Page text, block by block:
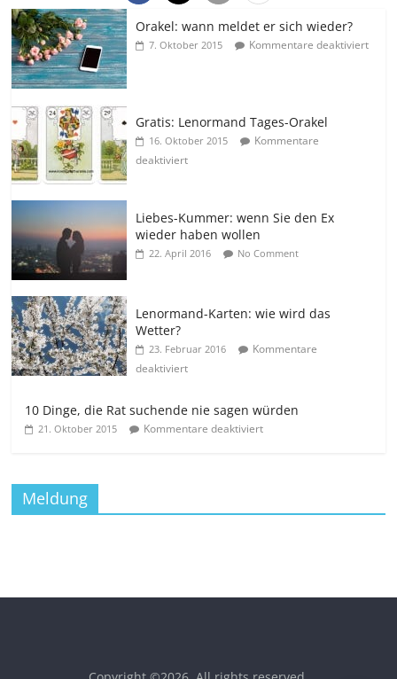
Orakel: wann meldet er sich wieder?
7. Oktober 2015 Kommentare deaktiviert
Gratis: Lenormand Tages-Orakel
16. Oktober 2015
Kommentare
deaktiviert
Liebes-Kummer: wenn Sie den Ex
wieder haben wollen
22. April 2016 No Comment
Lenormand-Karten: wie wird das
Wetter?
23. Februar 2016
Kommentare
deaktiviert
10 Dinge, die Rat suchende nie sagen würden
21. Oktober 2015 Kommentare deaktiviert
Meldung